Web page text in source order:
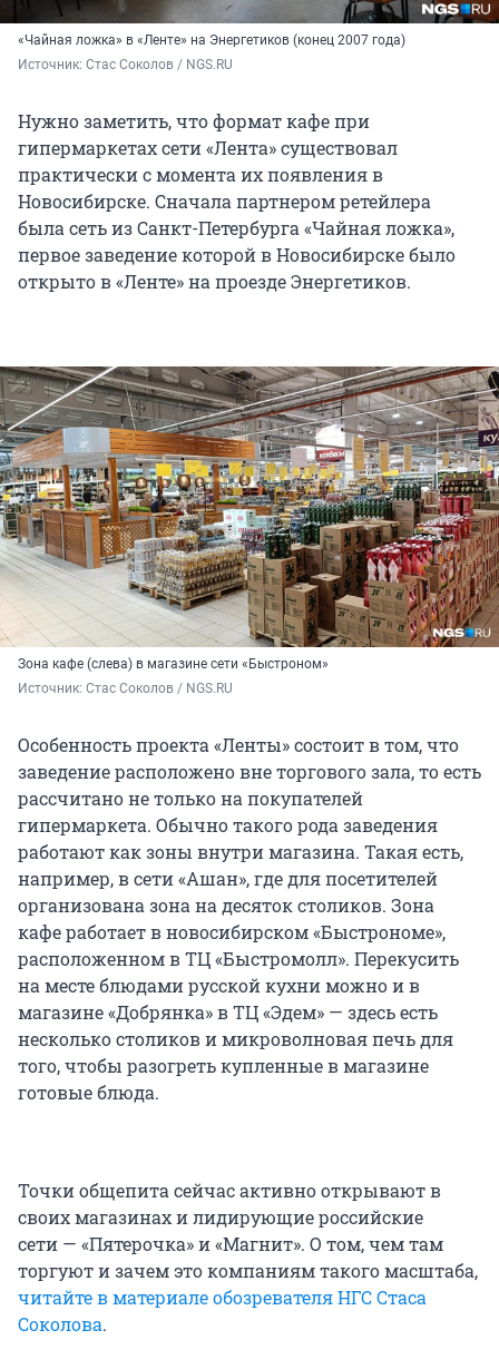
«Чайная ложка» в «Ленте» на Энергетиков (конец 2007 года)
Источник: Стас Соколов / NGS.RU
Нужно заметить, что формат кафе при
гипермаркетах сети «Лента» существовал
практически с момента их появления в
Новосибирске. Сначала партнером ретейлера
была сеть из Санкт-Петербурга «Чайная ложка»,
первое заведение которой в Новосибирске было
открыто в «Ленте» на проезде Энергетиков.
Зона кафе (слева) в магазине сети «Быстроном»
Источник: Стас Соколов / NGS.RU
Особенность проекта «Ленты» состоит в том, что
заведение расположено вне торгового зала, то есть
рассчитано не только на покупателей
гипермаркета. Обычно такого рода заведения
работают как зоны внутри магазина. Такая есть,
например, в сети «Ашан», где для посетителей
организована зона на десяток столиков. Зона
кафе работает в новосибирском «Быстрономе»,
расположенном в ТЦ «Быстромолл». Перекусить
на месте блюдами русской кухни можно и в
магазине «Добрянка» в ТЦ «Эдем» — здесь есть
несколько столиков и микроволновая печь для
того, чтобы разогреть купленные в магазине
готовые блюда.
Точки общепита сейчас активно открывают в
своих магазинах и лидирующие российские
сети — «Пятерочка» и «Магнит». О том, чем там
торгуют и зачем это компаниям такого масштаба,
читайте в материале обозревателя НГС Стаса
Соколова.